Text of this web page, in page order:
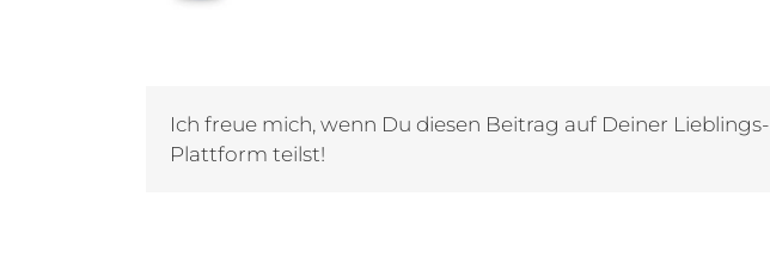
Ich freue mich, wenn Du diesen Beitrag auf Deiner Lieblings-
Plattform teilst!